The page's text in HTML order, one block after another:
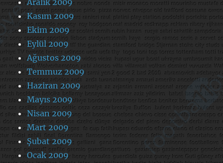
Kasım 2009
Ekim 2009
Eylül 2009
Ağustos 2009
Temmuz 2009
Haziran 2009
Mayıs 2009
Nisan 2009
Mart 2009
Şubat 2009
Ocak 2009